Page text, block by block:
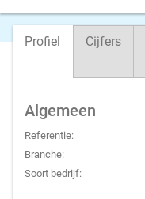
Profiel Cijfers
Algemeen
Referentie:
Branche:
Soort bedrijf: